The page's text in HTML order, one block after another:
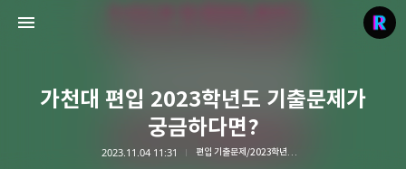
가천대 편입 2023학년도 기출문제가
궁금하다면?
2023.11.04 11:31 편입 기출문제/2023학년도 기출문제